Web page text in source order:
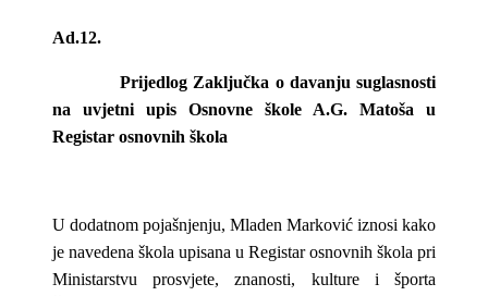
Ad.12.
Prijedlog Zaključka o davanju suglasnosti
na uvjetni upis Osnovne škole A.G. Matoša u
Registar osnovnih škola
U dodatnom pojašnjenju, Mladen Marković iznosi kako
je navedena škola upisana u Registar osnovnih škola pri
Ministarstvu prosvjete, znanosti, kulture i športa